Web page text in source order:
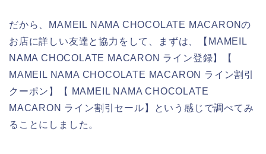
だから、MAMEIL NAMA CHOCOLATE MACARONの
お店に詳しい友達と協力をして、まずは、【MAMEIL
NAMA CHOCOLATE MACARON ライン登録】【
MAMEIL NAMA CHOCOLATE MACARON ライン割引
クーポン】【 MAMEIL NAMA CHOCOLATE
MACARON ライン割引セール】という感じで調べてみ
ることにしました。